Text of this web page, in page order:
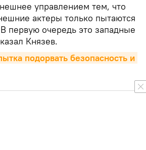
управлением тем, что
актеры только пытаются
первую очередь это западные
Князев.
подорвать безопасность и